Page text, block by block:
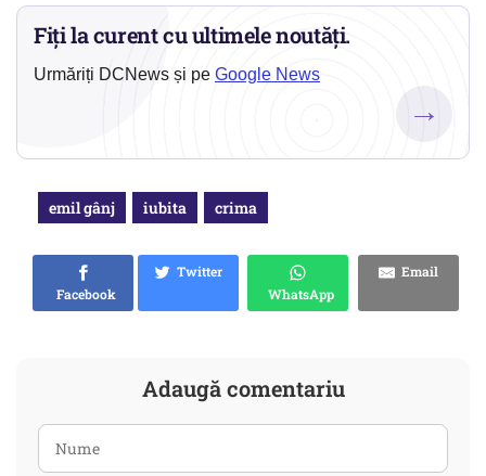
Fiți la curent cu ultimele noutăți.
Urmăriți DCNews și pe Google News
→
emil gânj iubita crima
Facebook
Twitter
WhatsApp
Email
Adaugă comentariu